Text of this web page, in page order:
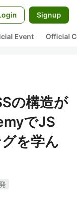
Signup
Event Official
の構造が
でJS
を学ん